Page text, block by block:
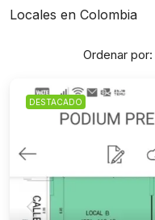
Locales en Colombia
Ordenar por:
DESTACADO